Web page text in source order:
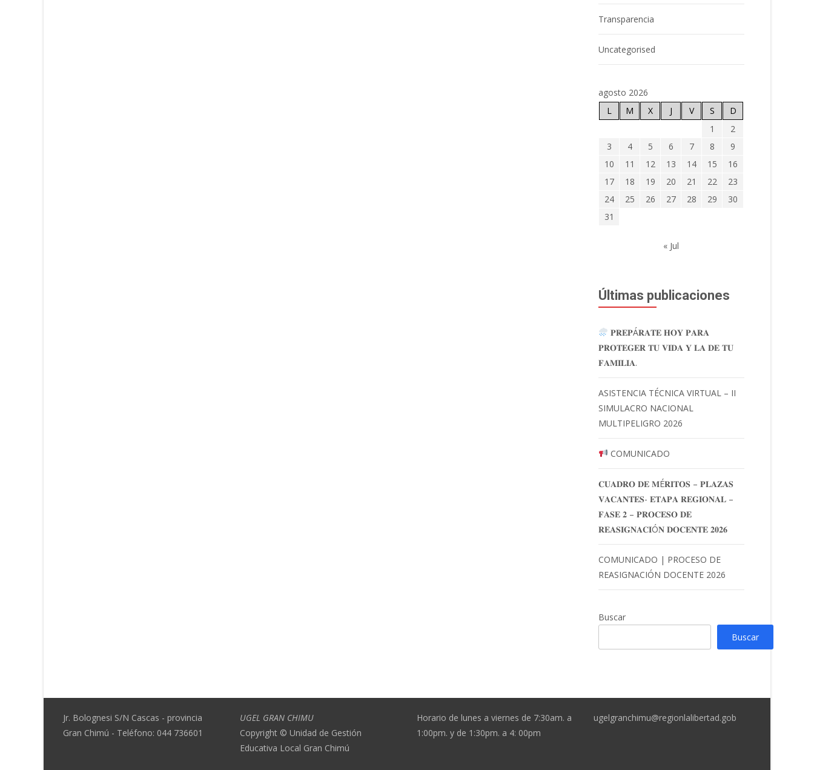
Transparencia
Uncategorised
agosto 2026
L
M X J V S
D
1
2
3
4 5 6 7 8
9
10
11 12 13 14 15
16
17
18 19 20 21 22
23
24
25 26 27 28 29
30
31
« Jul
Últimas publicaciones
𝐏𝐑𝐄𝐏Á𝐑𝐀𝐓𝐄 𝐇𝐎𝐘 𝐏𝐀𝐑𝐀
𝐏𝐑𝐎𝐓𝐄𝐆𝐄𝐑 𝐓𝐔 𝐕𝐈𝐃𝐀 𝐘 𝐋𝐀 𝐃𝐄 𝐓𝐔
𝐅𝐀𝐌𝐈𝐋𝐈𝐀.
ASISTENCIA TÉCNICA VIRTUAL – II
SIMULACRO NACIONAL
MULTIPELIGRO 2026
COMUNICADO
𝐂𝐔𝐀𝐃𝐑𝐎 𝐃𝐄 𝐌É𝐑𝐈𝐓𝐎𝐒 – 𝐏𝐋𝐀𝐙𝐀𝐒
𝐕𝐀𝐂𝐀𝐍𝐓𝐄𝐒- 𝐄𝐓𝐀𝐏𝐀 𝐑𝐄𝐆𝐈𝐎𝐍𝐀𝐋 –
𝐅𝐀𝐒𝐄 𝟐 – 𝐏𝐑𝐎𝐂𝐄𝐒𝐎 𝐃𝐄
𝐑𝐄𝐀𝐒𝐈𝐆𝐍𝐀𝐂𝐈Ó𝐍 𝐃𝐎𝐂𝐄𝐍𝐓𝐄 𝟐𝟎𝟐𝟔
COMUNICADO | PROCESO DE
REASIGNACIÓN DOCENTE 2026
Buscar
Buscar
Jr. Bolognesi S/N Cascas - provincia
Gran Chimú - Teléfono: 044 736601
UGEL GRAN CHIMU
Copyright © Unidad de Gestión
Educativa Local Gran Chimú
Horario de lunes a viernes de 7:30am. a
1:00pm. y de 1:30pm. a 4: 00pm
ugelgranchimu@regionlalibertad.gob